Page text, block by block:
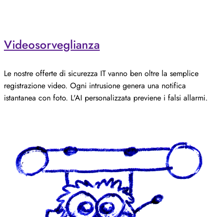
Videosorveglianza
Le nostre offerte di sicurezza IT vanno ben oltre la semplice
registrazione video. Ogni intrusione genera una notifica
istantanea con foto. L'AI personalizzata previene i falsi allarmi.